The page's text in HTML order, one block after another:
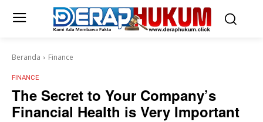
Beranda Finance
FINANCE
The Secret to Your Company’s
Financial Health is Very Important